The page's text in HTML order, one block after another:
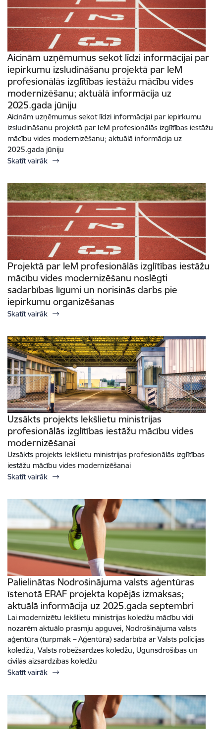
Aicinām uzņēmumus sekot līdzi informācijai par
iepirkumu izsludināšanu projektā par IeM
profesionālās izglītības iestāžu mācību vides
modernizēšanu; aktuālā informācija uz
2025.gada jūniju
Aicinām uzņēmumus sekot līdzi informācijai par iepirkumu
izsludināšanu projektā par IeM profesionālās izglītības iestāžu
mācību vides modernizēšanu; aktuālā informācija uz
2025.gada jūniju
Skatīt vairāk
Projektā par IeM profesionālās izglītības iestāžu
mācību vides modernizēšanu noslēgti
sadarbības līgumi un norisinās darbs pie
iepirkumu organizēšanas
Skatīt vairāk
Uzsākts projekts Iekšlietu ministrijas
profesionālās izglītības iestāžu mācību vides
modernizēšanai
Uzsākts projekts Iekšlietu ministrijas profesionālās izglītības
iestāžu mācību vides modernizēšanai
Skatīt vairāk
Palielinātas Nodrošinājuma valsts aģentūras
īstenotā ERAF projekta kopējās izmaksas;
aktuālā informācija uz 2025.gada septembri
Lai modernizētu Iekšlietu ministrijas koledžu mācību vidi
nozarēm aktuālo prasmju apguvei, Nodrošinājuma valsts
aģentūra (turpmāk – Aģentūra) sadarbībā ar Valsts policijas
koledžu, Valsts robežsardzes koledžu, Ugunsdrošības un
civilās aizsardzības koledžu
Skatīt vairāk